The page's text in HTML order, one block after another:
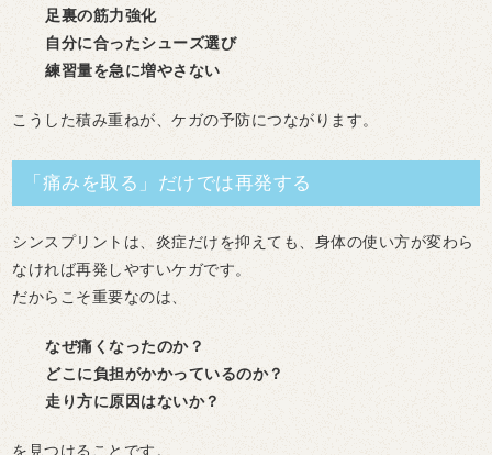
足裏の筋力強化
自分に合ったシューズ選び
練習量を急に増やさない
こうした積み重ねが、ケガの予防につながります。
「痛みを取る」だけでは再発する
シンスプリントは、炎症だけを抑えても、 身体の使い方が変わら
なければ再発しやすいケガです。
だからこそ重要なのは、
なぜ痛くなったのか？
どこに負担がかかっているのか？
走り方に原因はないか？
を見つけることです。